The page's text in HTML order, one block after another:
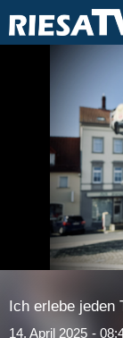
Ich erlebe jeden
14. April 2025 -